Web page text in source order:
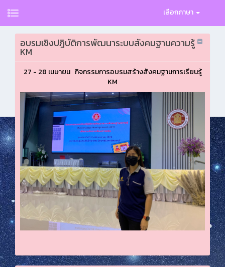
เลือกภาษา
อบรมเชิงปฎิบัติการพัฒนาระบบสังคมฐานความรู้
KM
27 - 28 เมษายน กิจกรรมการอบรมสร้างสังคมฐานการเรียนรู้
KM